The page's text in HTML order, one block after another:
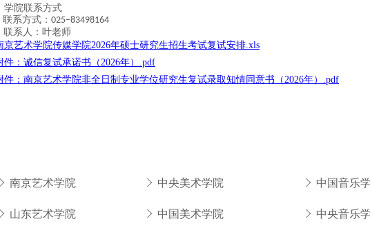
学院联系方式
联系方式： 025–83498164
联系人：叶老师
京艺术学院传媒学院2026年硕士研究生招生考试复试安排.xls
件：诚信复试承诺书（2026年）.pdf
件：南京艺术学院非全日制专业学位研究生复试录取知情同意书（2026年）.pdf
南京艺术学院
山东艺术学院
中央美术学院
中国美术学院
中国音乐
中央音乐